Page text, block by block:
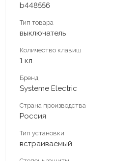
b448556
Тип товара
выключатель
Количество клавиш
1 кл.
Бренд
Systeme Electric
Страна производства
Россия
Тип установки
встраиваемый